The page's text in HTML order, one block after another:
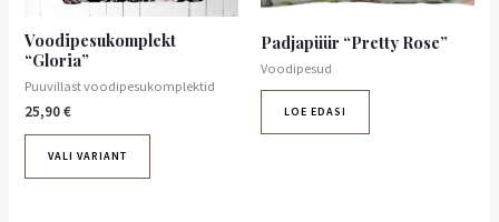
Voodipesukomplekt
“Gloria”
Puuvillast voodipesukomplektid
25,90€
VALI VARIANT
Padjapüür “Pretty Rose”
Voodipesud
LOE EDASI